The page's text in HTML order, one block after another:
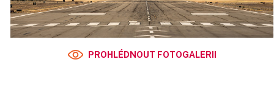
PROHLÉDNOUT FOTOGALERII